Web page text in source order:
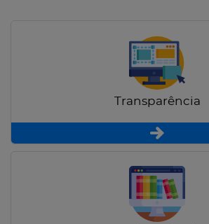
Transparência